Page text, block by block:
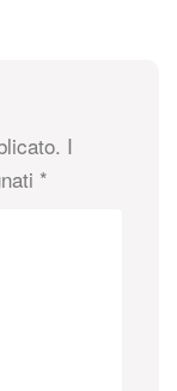
I
*